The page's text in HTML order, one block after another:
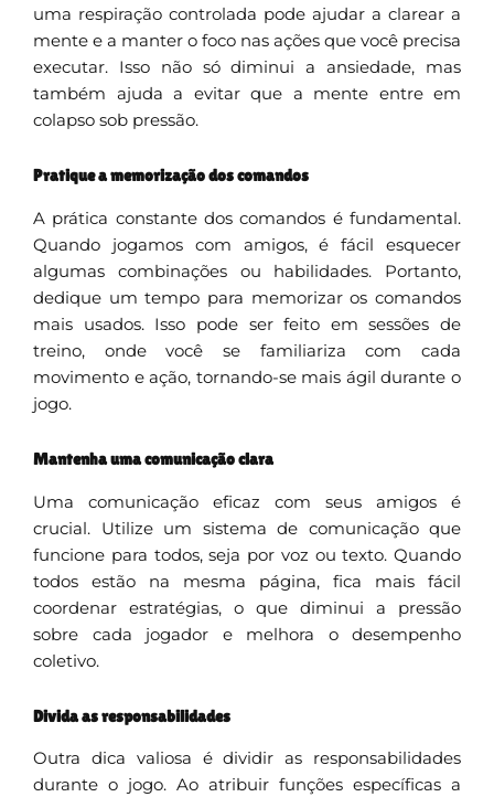
uma respiração controlada pode ajudar a clarear a
mente e a manter o foco nas ações que você precisa
executar. Isso não só diminui a ansiedade, mas
também ajuda a evitar que a mente entre em
colapso sob pressão.
Pratique a memorização dos comandos
A prática constante dos comandos é fundamental.
Quando jogamos com amigos, é fácil esquecer
algumas combinações ou habilidades. Portanto,
dedique um tempo para memorizar os comandos
mais usados. Isso pode ser feito em sessões de
treino, onde você se familiariza com cada
movimento e ação, tornando-se mais ágil durante o
jogo.
Mantenha uma comunicação clara
Uma comunicação eficaz com seus amigos é
crucial. Utilize um sistema de comunicação que
funcione para todos, seja por voz ou texto. Quando
todos estão na mesma página, fica mais fácil
coordenar estratégias, o que diminui a pressão
sobre cada jogador e melhora o desempenho
coletivo.
Divida as responsabilidades
Outra dica valiosa é dividir as responsabilidades
durante o jogo. Ao atribuir funções específicas a